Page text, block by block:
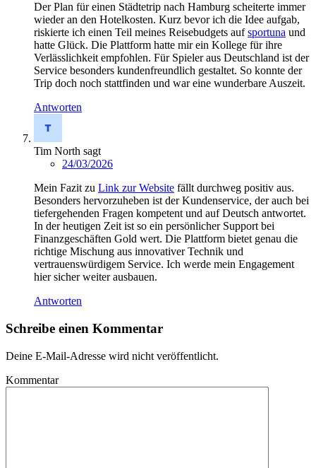
Der Plan für einen Städtetrip nach Hamburg scheiterte immer
wieder an den Hotelkosten. Kurz bevor ich die Idee aufgab,
riskierte ich einen Teil meines Reisebudgets aufsportuna und
hatte Glück. Die Plattform hatte mir ein Kollege für ihre
Verlässlichkeit empfohlen. Für Spieler aus Deutschland ist der
Service besonders kundenfreundlich gestaltet. So konnte der
Trip doch noch stattfinden und war eine wunderbare Auszeit.
Antworten
Tim North sagt
24/03/2026
Mein Fazit zu Link zur Website fällt durchweg positiv aus.
Besonders hervorzuheben ist der Kundenservice, der auch bei
tiefergehenden Fragen kompetent und auf Deutsch antwortet.
In der heutigen Zeit ist so ein persönlicher Support bei
Finanzgeschäften Gold wert. Die Plattform bietet genau die
richtige Mischung aus innovativer Technik und
vertrauenswürdigem Service. Ich werde mein Engagement
hier sicher weiter ausbauen.
Antworten
Schreibe einen Kommentar
Deine E-Mail-Adresse wird nicht veröffentlicht.
Kommentar